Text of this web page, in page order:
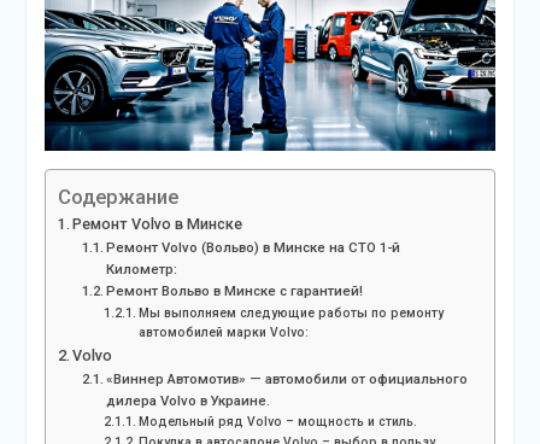
Содержание
Ремонт Volvo в Минске
Ремонт Volvo (Вольво) в Минске на СТО 1-й
Километр:
Ремонт Вольво в Минске с гарантией!
Мы выполняем следующие работы по ремонту
автомобилей марки Volvo:
Volvo
«Виннер Автомотив» — автомобили от официального
дилера Volvo в Украине.
Модельный ряд Volvo – мощность и стиль.